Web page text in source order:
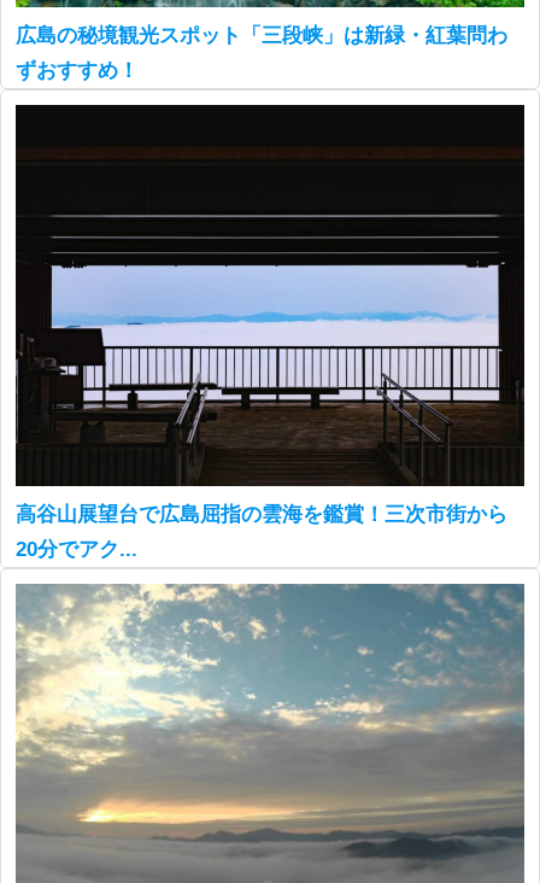
広島の秘境観光スポット「三段峡」は新緑・紅葉問わ
ずおすすめ！
高谷山展望台で広島屈指の雲海を鑑賞！三次市街から
20分でアク...